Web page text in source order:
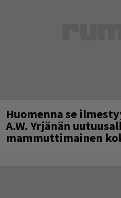
Huomenna se
A.W. Yrjänän
mammuttimainen